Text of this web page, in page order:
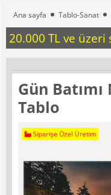
Ana sayfa Tablo-Sanat
20.000 TL ve üzeri
Gün
Tablo
Siparişe Özel Üretim